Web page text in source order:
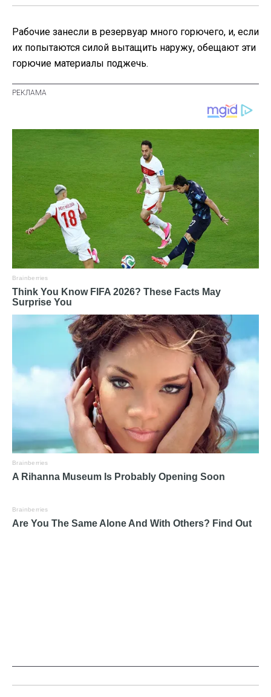
Рабочие занесли в резервуар много горючего, и, если
их попытаются силой вытащить наружу, обещают эти
горючие материалы поджечь.